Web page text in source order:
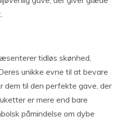
tidløs skønhed,
unikke evne til at bevare
dem til den perfekte gave, der
er mere end bare
påmindelse om dybe